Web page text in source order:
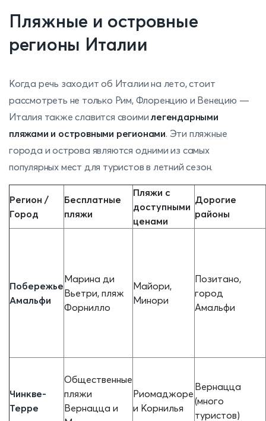
Пляжные и островные
регионы Италии
Когда речь заходит об Италии на лето, стоит
рассмотреть не только Рим, Флоренцию и Венецию —
Италия также славится своими легендарными
пляжами и островными регионами. Эти пляжные
города и острова являются одними из самых
популярных мест для туристов в летний сезон.
Регион /
Город
Бесплатные
пляжи
Пляжи с
доступными
ценами
Дорогие
районы
Побережье
Амальфи
Марина ди
Вьетри, пляж
Форнилло
Майори,
Минори
Позитано,
город
Амальфи
Чинкве-
Терре
Общественные
пляжи
Вернацца и
Риомаджоре
и Корнилья
Вернацца
(много
туристов)